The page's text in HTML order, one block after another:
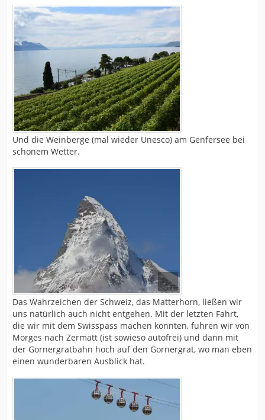
Und die Weinberge (mal wieder Unesco) am Genfersee bei
schönem Wetter.
Das Wahrzeichen der Schweiz, das Matterhorn, ließen wir
uns natürlich auch nicht entgehen. Mit der letzten Fahrt,
die wir mit dem Swisspass machen konnten, fuhren wir von
Morges nach Zermatt (ist sowieso autofrei) und dann mit
der Gornergratbahn hoch auf den Gornergrat, wo man eben
einen wunderbaren Ausblick hat.